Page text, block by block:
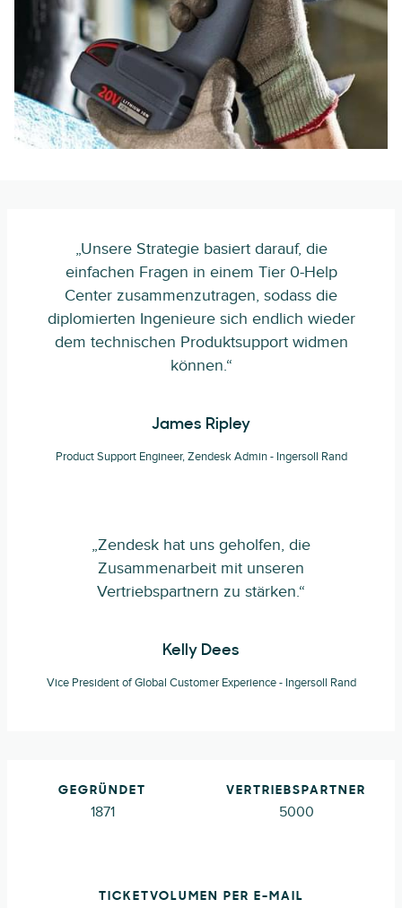
„Unsere Strategie basiert darauf, die
einfachen Fragen in einem Tier 0-Help
Center zusammenzutragen, sodass die
diplomierten Ingenieure sich endlich wieder
dem technischen Produktsupport widmen
können.“
James Ripley
Product Support Engineer, Zendesk Admin - Ingersoll Rand
„Zendesk hat uns geholfen, die
Zusammenarbeit mit unseren
Vertriebspartnern zu stärken.“
Kelly Dees
Vice President of Global Customer Experience - Ingersoll Rand
GEGRÜNDET
1871
VERTRIEBSPARTNER
5000
TICKETVOLUMEN PER E-MAIL